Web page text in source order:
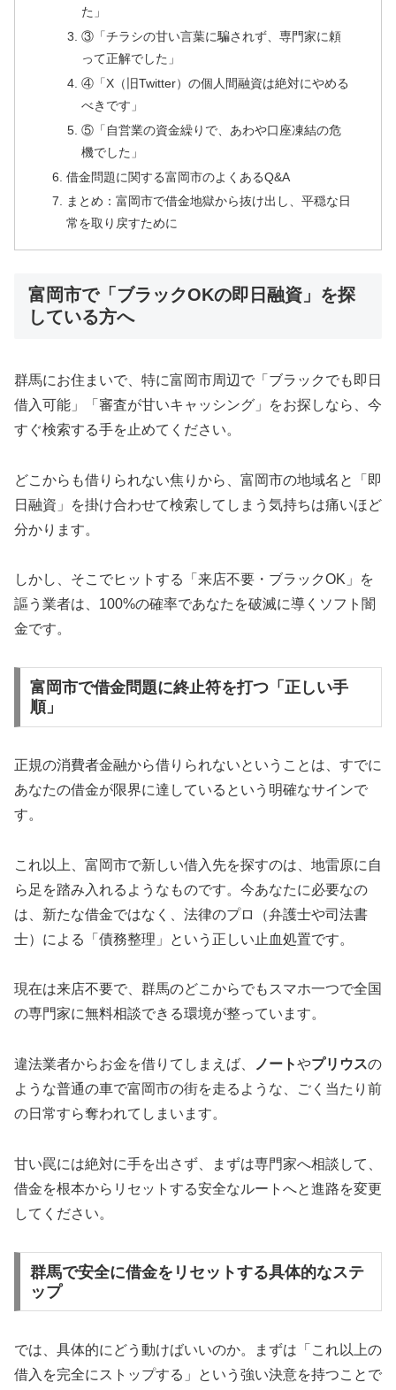
た」
③「チラシの甘い言葉に騙されず、専門家に頼
って正解でした」
④「X（旧Twitter）の個人間融資は絶対にやめる
べきです」
⑤「自営業の資金繰りで、あわや口座凍結の危
機でした」
借金問題に関する富岡市のよくあるQ&A
まとめ：富岡市で借金地獄から抜け出し、平穏な日
常を取り戻すために
富岡市で「ブラックOKの即日融資」を探
している方へ
群馬にお住まいで、特に富岡市周辺で「ブラックでも即日
借入可能」「審査が甘いキャッシング」をお探しなら、今
すぐ検索する手を止めてください。
どこからも借りられない焦りから、富岡市の地域名と「即
日融資」を掛け合わせて検索してしまう気持ちは痛いほど
分かります。
しかし、そこでヒットする「来店不要・ブラックOK」を
謳う業者は、100%の確率であなたを破滅に導くソフト闇
金です。
富岡市で借金問題に終止符を打つ「正しい手
順」
正規の消費者金融から借りられないということは、すでに
あなたの借金が限界に達しているという明確なサインで
す。
これ以上、富岡市で新しい借入先を探すのは、地雷原に自
ら足を踏み入れるようなものです。今あなたに必要なの
は、新たな借金ではなく、法律のプロ（弁護士や司法書
士）による「債務整理」という正しい止血処置です。
現在は来店不要で、群馬のどこからでもスマホ一つで全国
の専門家に無料相談できる環境が整っています。
違法業者からお金を借りてしまえば、 ノートやプリウスの
ような普通の車で富岡市の街を走るような、ごく当たり前
の日常すら奪われてしまいます。
甘い罠には絶対に手を出さず、まずは専門家へ相談して、
借金を根本からリセットする安全なルートへと進路を変更
してください。
群馬で安全に借金をリセットする具体的なステ
ップ
では、具体的にどう動けばいいのか。まずは「これ以上の
借入を完全にストップする」という強い決意を持つことで